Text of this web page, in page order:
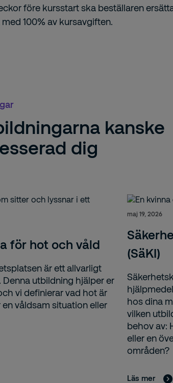
före kursstart ska beställaren
100% av kursavgiften.
kanske
dig
för hot och våld
är ett allvarligt
utbildning hjälper er
vi definierar vad hot är
våldsam situation eller
maj 19, 2026
(SäKI)
hos dina
vilken
behov av:
eller en
områden?
Läs mer